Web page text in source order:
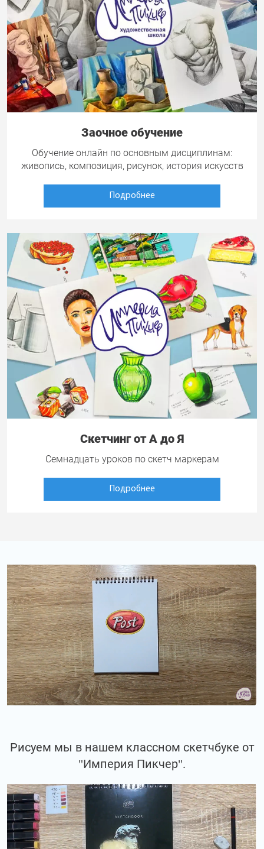
Заочное обучение
Обучение онлайн по основным дисциплинам:
живопись, композиция, рисунок, история искусств
Подробнее
Скетчинг от А до Я
Семнадцать уроков по скетч маркерам
Подробнее
Рисуем мы в нашем классном скетчбуке от
"Империя Пикчер".